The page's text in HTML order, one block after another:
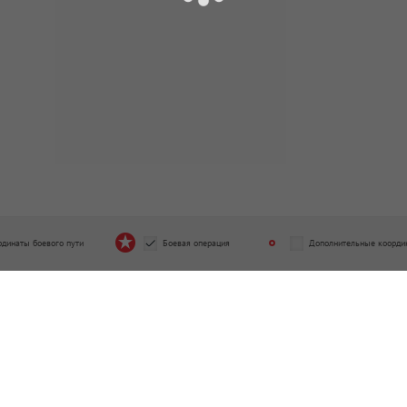
боевого пути Боевая операция Дополнительные